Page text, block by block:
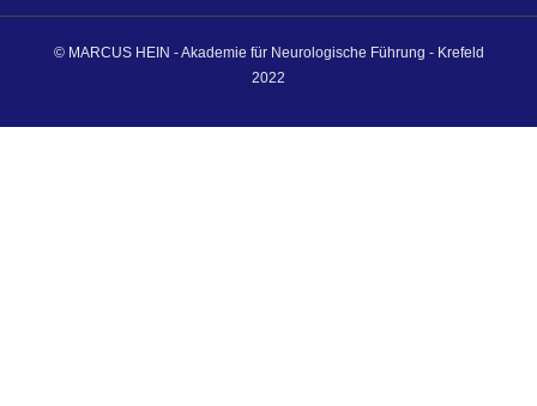
© MARCUS HEIN - Akademie für Neurologische Führung - Krefeld
2022